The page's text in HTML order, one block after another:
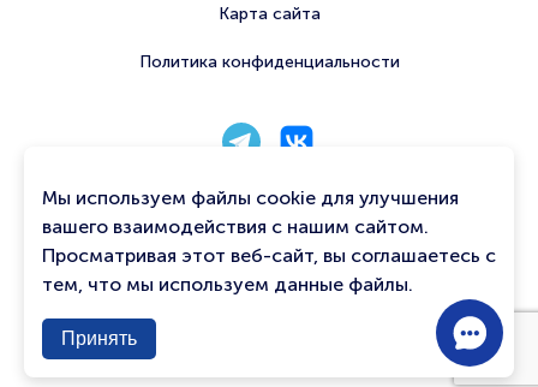
Карта сайта
Политика конфиденциальности
8 800 222 56 06
info@qtavia.com
Связаться с нами
Мы используем файлы cookie для улучшения
вашего взаимодействия с нашим сайтом.
Просматривая этот веб-сайт, вы соглашаетесь с
тем, что мы используем данные файлы.
Принять
Us